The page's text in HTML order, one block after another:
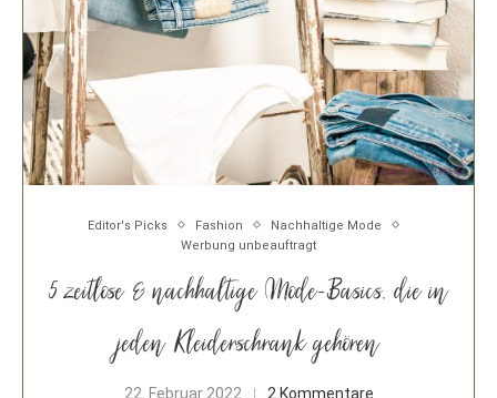
Editor's Picks Fashion
Nachhaltige Mode
Werbung unbeauftragt
5 zeitlose & nachhaltige Mode-Basics, die in
jeden Kleiderschrank gehören
22. Februar 2022 2 Kommentare